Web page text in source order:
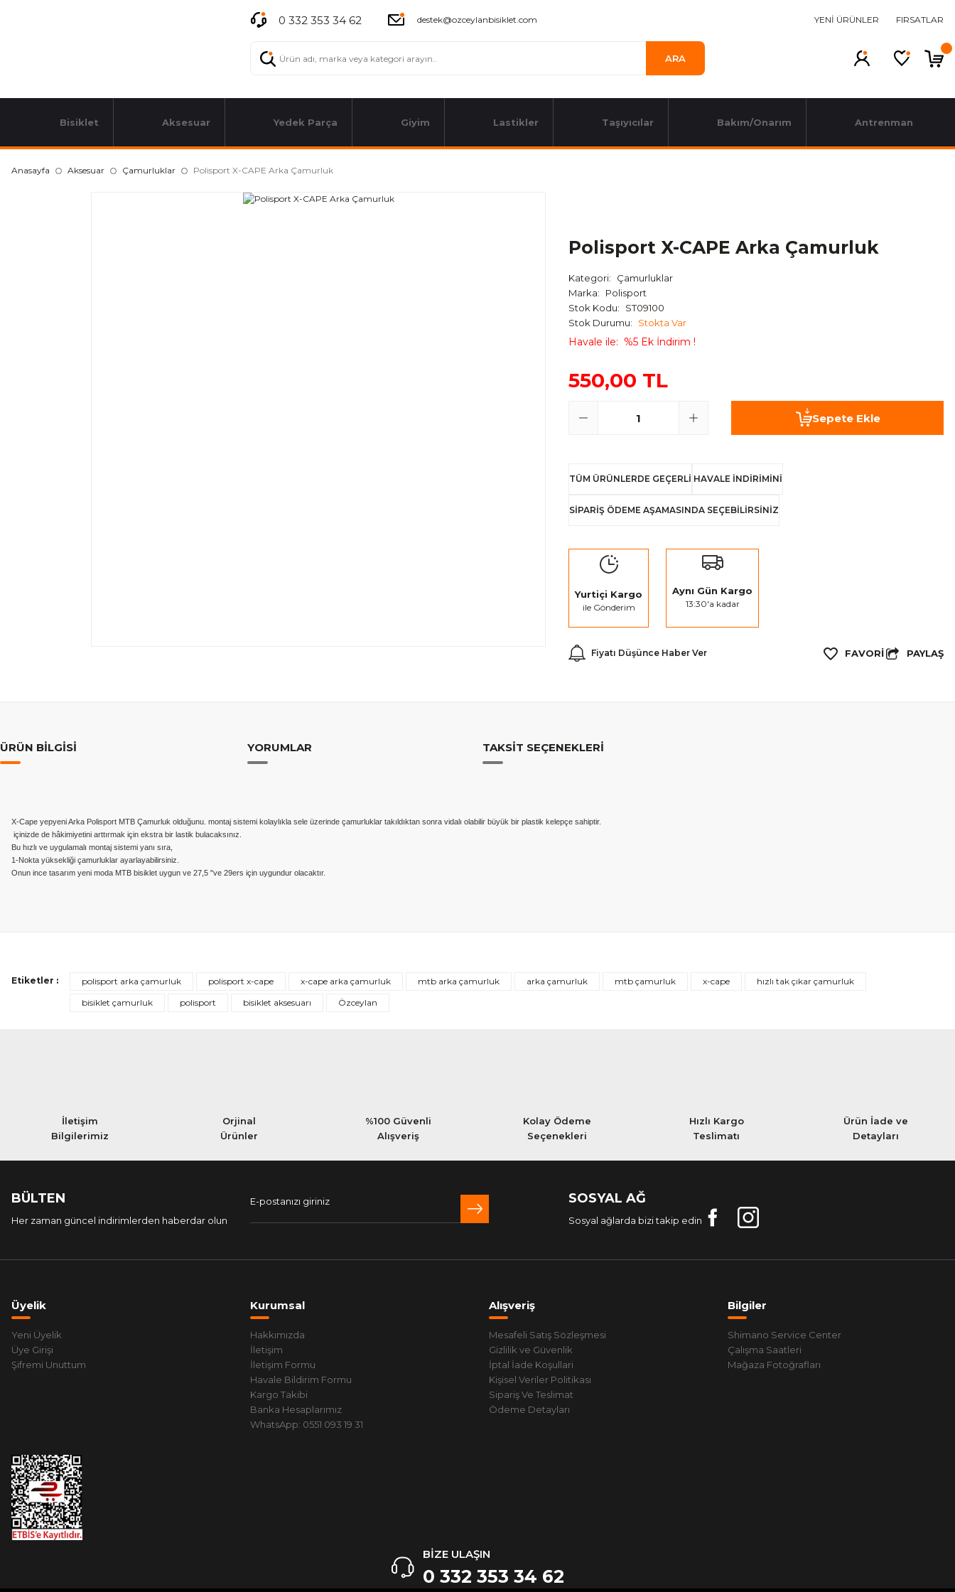
0 332 353 34 62 destek@ozceylanbisiklet.com YENİ ÜRÜNLER FIRSATLAR
ARA
Bisiklet Aksesuar Yedek Parça Giyim Lastikler Taşıyıcılar Bakım/Onarım Antrenman
Anasayfa Aksesuar Çamurluklar Polisport X-CAPE Arka Çamurluk
Polisport X-CAPE Arka Çamurluk
Kategori
Çamurluklar
Marka
Polisport
Stok Kodu
ST09100
Stok Durumu
Stokta Var
Havale ile %5 Ek İndirim !
550,00 TL
Sepete Ekle
TÜM ÜRÜNLERDE GEÇERLİ HAVALE İNDİRİMİNİ
SİPARİŞ ÖDEME AŞAMASINDA SEÇEBİLİRSİNİZ
Yurtiçi Kargo
ile Gönderim
Aynı Gün Kargo
13:30'a kadar
Fiyatı Düşünce Haber Ver PAYLAŞ
ÜRÜN BILGISI YORUMLAR TAKSIT SEÇENEKLERI
X-Cape yepyeni Arka Polisport MTB Çamurluk olduğunu. montaj sistemi kolaylıkla sele üzerinde çamurluklar takıldıktan sonra vidalı olabilir büyük bir plastik kelepçe sahiptir.
içinizde de hâkimiyetini arttırmak için ekstra bir lastik bulacaksınız.
Bu hızlı ve uygulamalı montaj sistemi yanı sıra,
1-Nokta yüksekliği çamurluklar ayarlayabilirsiniz.
Onun ince tasarım yeni moda MTB bisiklet uygun ve 27,5 "ve 29ers için uygundur olacaktır.
Etiketler : polisport arka çamurluk polisport x-cape x-cape arka çamurluk mtb arka çamurluk arka çamurluk mtb çamurluk x-cape
hızlı tak çıkar çamurluk
bisiklet çamurluk
polisport bisiklet aksesuarı Özceylan
İletişim
Bilgilerimiz
Orjinal
Ürünler
%100 Güvenli
Alışveriş
Kolay Ödeme
Seçenekleri
Hızlı Kargo
Teslimatı
Ürün İade ve
Detayları
BÜLTEN
Her zaman güncel indirimlerden haberdar olun
SOSYAL AĞ
Sosyal ağlarda bizi takip edin
Üyelik
Yeni Üyelik
Üye Girişi
Şifremi Unuttum
Kurumsal
Hakkımızda
İletişim
İletişim Formu
Havale Bildirim Formu
Kargo Takibi
Banka Hesaplarımız
WhatsApp: 0551 093 19 31
Alışveriş
Mesafeli Satış Sözleşmesi
Gizlilik ve Güvenlik
İptal İade Koşullari
Kişisel Veriler Politikası
Sipariş Ve Teslimat
Ödeme Detayları
Bilgiler
Shimano Service Center
Çalışma Saatleri
Mağaza Fotoğrafları
BİZE ULAŞIN
0 332 353 34 62